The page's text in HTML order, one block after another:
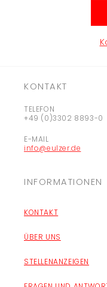
KONTAKT
TELEFON
+49 (0)3302 8893-0
E-MAIL
info@eulzer.de
INFORMATIONEN
KONTAKT
ÜBER UNS
STELLENANZEIGEN